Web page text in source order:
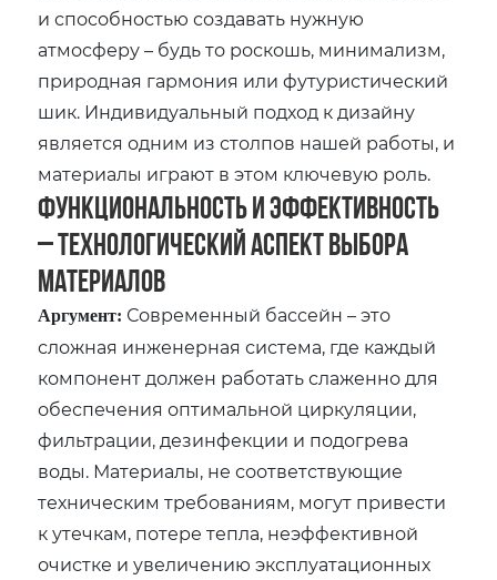
и способностью создавать нужную
атмосферу – будь то роскошь‚ минимализм‚
природная гармония или футуристический
шик. Индивидуальный подход к дизайну
является одним из столпов нашей работы‚ и
материалы играют в этом ключевую роль.
Функциональность и Эффективность
– Технологический Аспект Выбора
Материалов
Аргумент: Современный бассейн – это
сложная инженерная система‚ где каждый
компонент должен работать слаженно для
обеспечения оптимальной циркуляции‚
фильтрации‚ дезинфекции и подогрева
воды. Материалы‚ не соответствующие
техническим требованиям‚ могут привести
к утечкам‚ потере тепла‚ неэффективной
очистке и увеличению эксплуатационных